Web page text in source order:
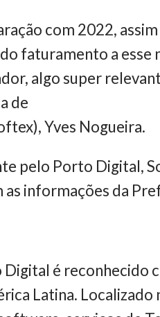
com 2022,
faturamento a esse
algo super
de
Yves Nogueira.
pelo Porto Digital,
as informações da
Digital é
Latina.